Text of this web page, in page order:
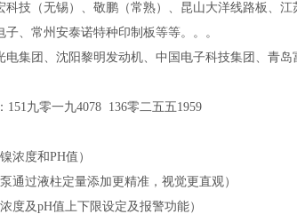
科技（无锡）、敬鹏（常熟）、昆山大洋线路板、
、常州安泰诺特种印制板等等。。。
集团、沈阳黎明发动机、中国电子科技集团、青
九零一九4078 136零二五五1959
浓度和PH值）
通过液柱定量添加更精准，视觉更直观）
度及pH值上下限设定及报警功能）